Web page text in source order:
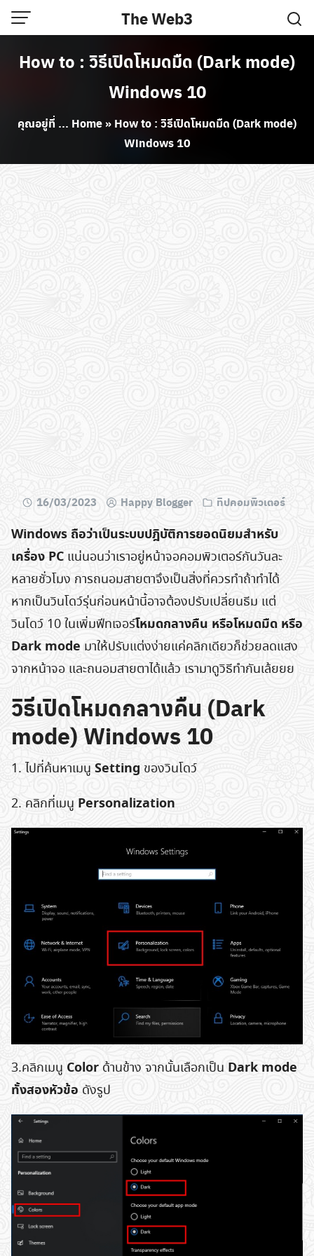
Skip
to
content
The Web3
How to : วิธีเปิดโหมดมืด (Dark mode)
Windows 10
คุณอยู่ที่ ... Home » How to : วิธีเปิดโหมดมืด (Dark mode)
Windows 10
16/03/2023 Happy Blogger ทิปคอมพิวเตอร์
Windows ถือว่าเป็นระบบปฎิบัติการยอดนิยมสำหรับ
เครื่อง PC แน่นอนว่าเราอยู่หน้าจอคอมพิวเตอร์กันวันละ
หลายชั่วโมง การถนอมสายตาจึงเป็นสิ่งที่ควรทำถ้าทำได้
หากเป็นวินโดว์รุ่นก่อนหน้านี้อาจต้องปรับเปลี่ยนธีม แต่
วินโดว์ 10 ในเพิ่มฟีทเจอร์โหมดกลางคืน หรือโหมดมืด หรือ
Dark mode มาให้ปรับแต่งง่ายแค่คลิกเดียวก็ช่วยลดแสง
จากหน้าจอ และถนอมสายตาได้แล้ว เรามาดูวิธีทำกันเล้ยยย
วิธีเปิดโหมดกลางคืน (Dark
mode) Windows 10
1. ไปที่ค้นหาเมนู Setting ของวินโดว์
2. คลิกที่เมนู Personalization
3.คลิกเมนู Color ด้านข้าง จากนั้นเลือกเป็น Dark mode
ทั้งสองหัวข้อ ดังรูป